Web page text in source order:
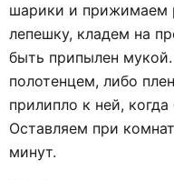
шарики и прижимаем
лепешку, кладем на
быть припылен
полотенцем, либо
прилипло к ней,
Оставляем при
минут.